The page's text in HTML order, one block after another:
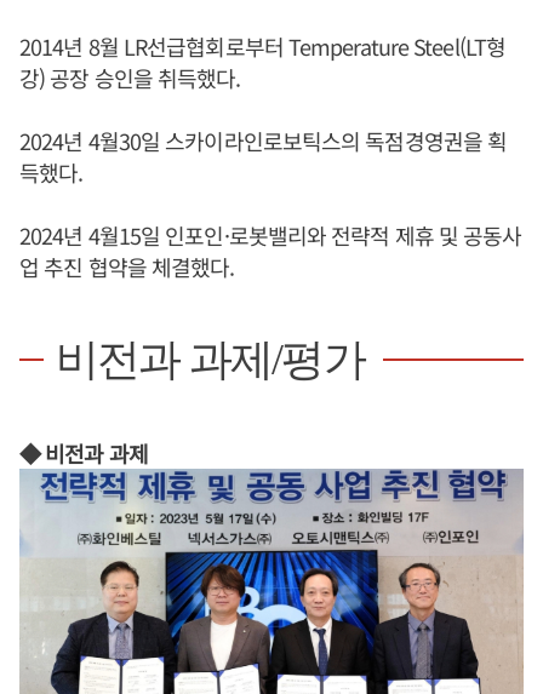
2014년 8월 LR선급협회로부터 Temperature Steel(LT형
강) 공장 승인을 취득했다.
2024년 4월30일 스카이라인로보틱스의 독점경영권을 획
득했다.
2024년 4월15일 인포인·로봇밸리와 전략적 제휴 및 공동사
업 추진 협약을 체결했다.
비전과 과제/평가
◆ 비전과 과제